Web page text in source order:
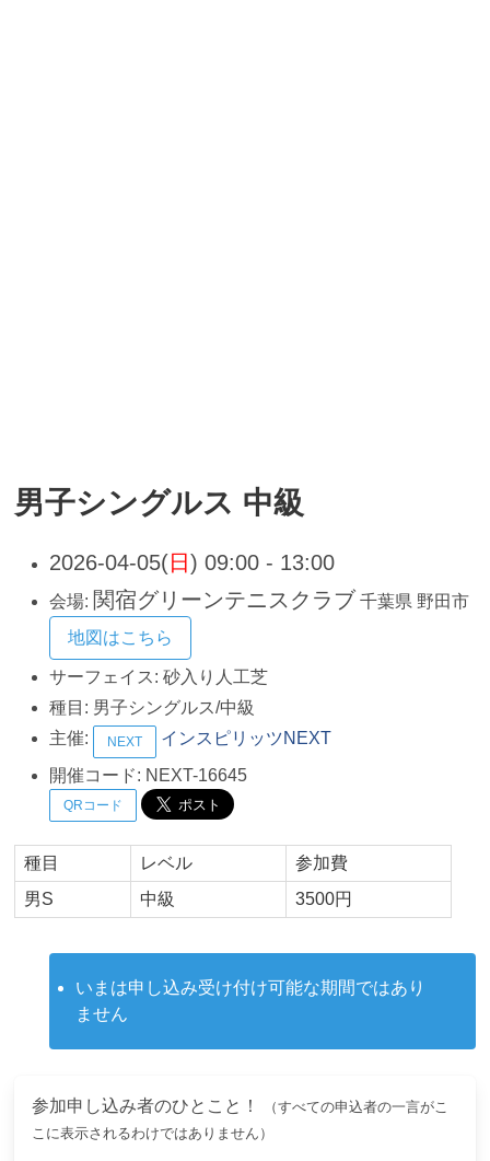
男子シングルス 中級
2026-04-05(日 ) 09:00 - 13:00
会場: 関宿グリーンテニスクラブ 千葉県 野田市
地図はこちら
サーフェイス: 砂入り人工芝
種目: 男子シングルス/中級
主催:
NEXT
インスピリッツNEXT
開催コード: NEXT-16645
QRコード
種目 レベル
参加費
男S
中級 3500円
いまは申し込み受け付け可能な期間ではあり
ません
参加申し込み者のひとこと！
（すべての申込者の一言がこ
こに表示されるわけではありません）